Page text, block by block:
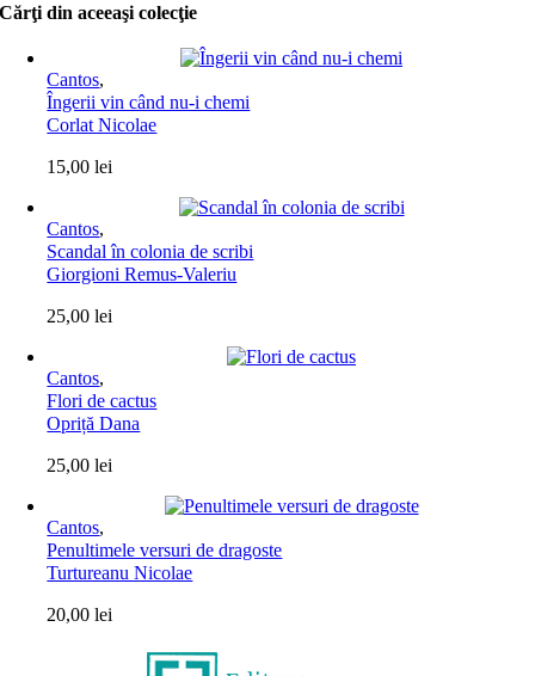
Cărţi din aceeaşi colecţie
Cantos,
Îngerii vin când nu-i chemi
Corlat Nicolae
15,00lei
Cantos,
Scandal în colonia de scribi
Giorgioni Remus-Valeriu
25,00lei
Cantos,
Flori de cactus
Opriță Dana
25,00lei
Cantos,
Penultimele versuri de dragoste
Turtureanu Nicolae
20,00lei